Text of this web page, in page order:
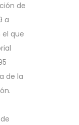
de
a
el que
de la